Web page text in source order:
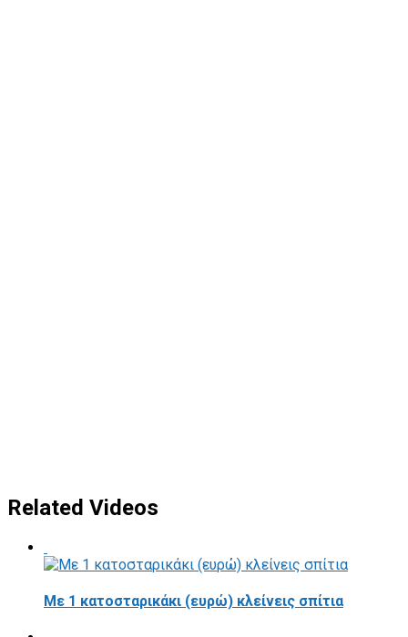
Related Videos
Με 1 κατοσταρικάκι (ευρώ) κλείνεις σπίτια